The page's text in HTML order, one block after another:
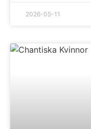
2026-05-11